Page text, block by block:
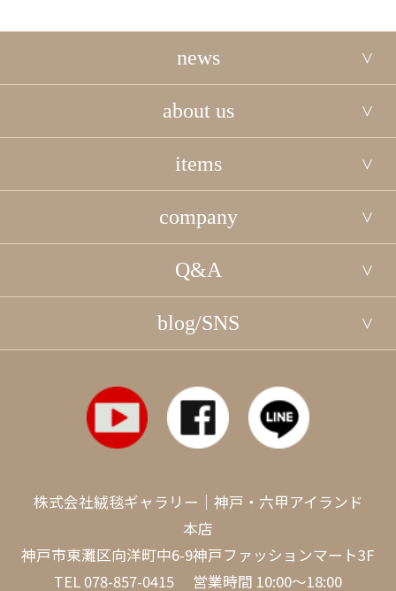
news
about us
items
company
Q&A
blog/SNS
株式会社絨毯ギャラリー｜神戸・六甲アイランド
本店
神戸市東灘区向洋町中6-9神戸ファッションマート3F
TEL 078-857-0415 営業時間 10:00～18:00